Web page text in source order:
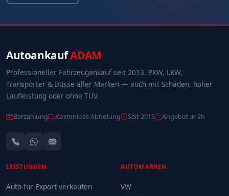
AutoankaufADAM
Professioneller Fahrzeugankauf seit 2013. PKW, LKW,
Transporter & Busse aller Marken — auch mit Schäden, hoher
Laufleistung oder ohne TÜV.
Barzahlung Kostenlose Abholung Seit 2013 Angebot in 2h
LEISTUNGEN
Auto für Export verkaufen
AUTOMARKEN
VW